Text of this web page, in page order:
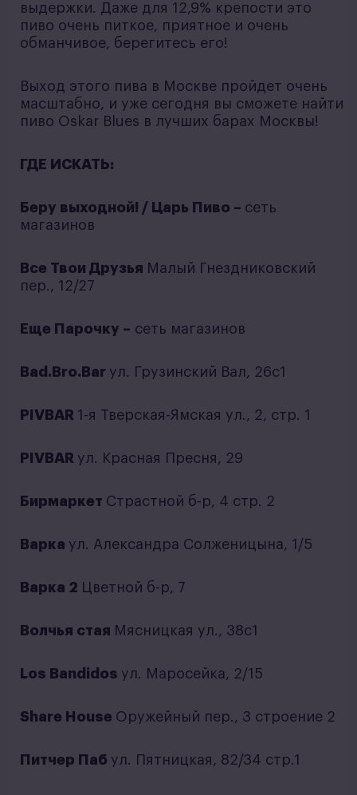
выдержки. Даже для 12,9% крепости это
пиво очень питкое, приятное и очень
обманчивое, берегитесь его!
Выход этого пива в Москве пройдет очень
масштабно, и уже сегодня вы сможете найти
пиво Oskar Blues в лучших барах Москвы!
ГДЕ ИСКАТЬ:
Беру выходной! / Царь Пиво – сеть
магазинов
Все Твои Друзья Малый Гнездниковский
пер., 12/27
Еще Парочку – сеть магазинов
Bad.Bro.Bar ул. Грузинский Вал, 26с1
PIVBAR 1-я Тверская-Ямская ул., 2, стр. 1
PIVBAR ул. Красная Пресня, 29
Бирмаркет Страстной б-р, 4 стр. 2
Варка ул. Александра Солженицына, 1/5
Варка 2 Цветной б-р, 7
Волчья стая Мясницкая ул., 38с1
Los Bandidos ул. Маросейка, 2/15
Share House Оружейный пер., 3 строение 2
Питчер Паб ул. Пятницкая, 82/34 стр.1